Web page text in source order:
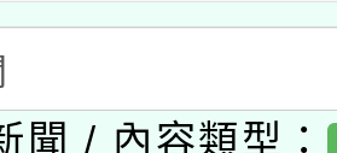
啟航」
桃園藝術巡演
育部國民及學前
聞 / 內容類型：